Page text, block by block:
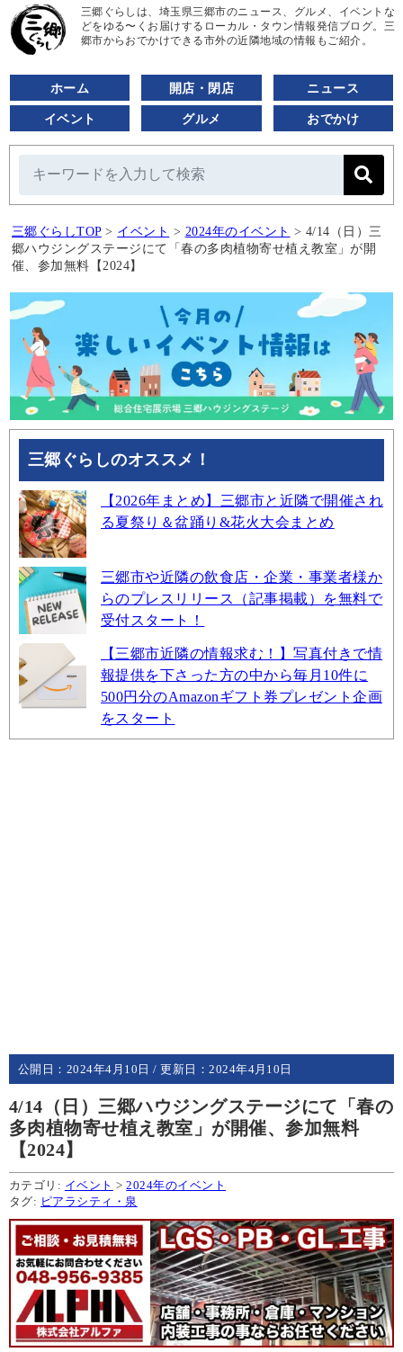
三郷ぐらしは、埼玉県三郷市のニュース、グルメ、イベントな
どをゆる〜くお届けするローカル・タウン情報発信ブログ。三
郷市からおでかけできる市外の近隣地域の情報もご紹介。
ホーム 開店・閉店 ニュース
イベント グルメ おでかけ
三郷ぐらしTOP > イベント > 2024年のイベント > 4/14（日）三
郷ハウジングステージにて「春の多肉植物寄せ植え教室」が開
催、参加無料【2024】
三郷ぐらしのオススメ！
【2026年まとめ】三郷市と近隣で開催され
る夏祭り＆盆踊り&花火大会まとめ
三郷市や近隣の飲食店・企業・事業者様か
らのプレスリリース（記事掲載）を無料で
受付スタート！
【三郷市近隣の情報求む！】写真付きで情
報提供を下さった方の中から毎月10件に
500円分のAmazonギフト券プレゼント企画
をスタート
公開日： 2024年4月10日 / 更新日：2024年4月10日
4/14（日）三郷ハウジングステージにて「春の
多肉植物寄せ植え教室」が開催、参加無料
【2024】
カテゴリ: イベント >2024年のイベント
タグ: ピアラシティ・泉